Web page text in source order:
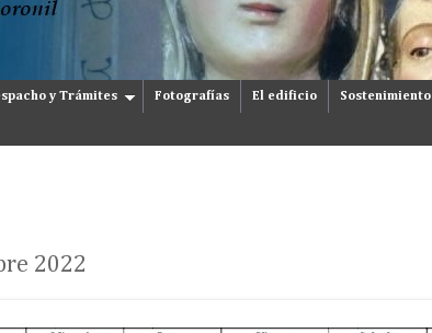
y Trámites Fotografías El edificio Sostenimiento
2022